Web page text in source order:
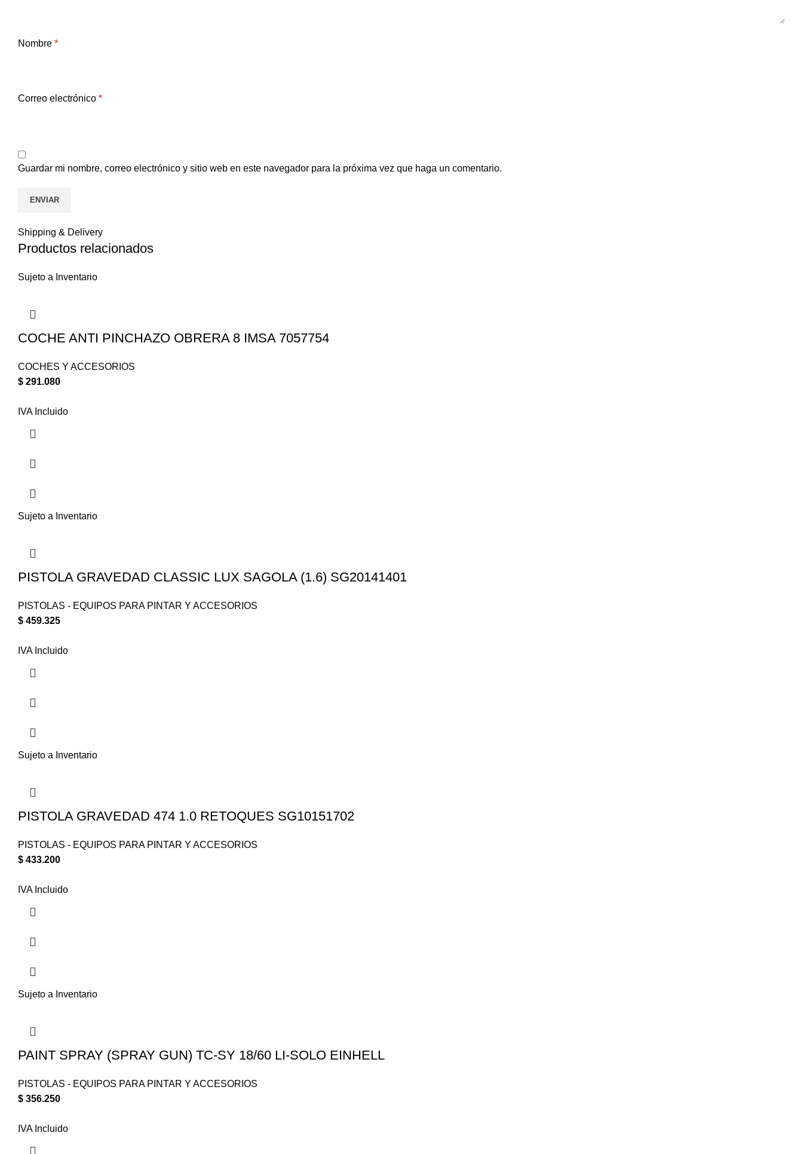
Nombre *
Correo electrónico *
Guardar mi nombre, correo electrónico y sitio web en este navegador para la próxima vez que haga un comentario.
Shipping & Delivery
Productos relacionados
Sujeto a Inventario
COCHE ANTI PINCHAZO OBRERA 8 IMSA 7057754
COCHES Y ACCESORIOS
$ 291.080
IVA Incluido
Sujeto a Inventario
PISTOLA GRAVEDAD CLASSIC LUX SAGOLA (1.6) SG20141401
PISTOLAS - EQUIPOS PARA PINTAR Y ACCESORIOS
$ 459.325
IVA Incluido
Sujeto a Inventario
PISTOLA GRAVEDAD 474 1.0 RETOQUES SG10151702
PISTOLAS - EQUIPOS PARA PINTAR Y ACCESORIOS
$ 433.200
IVA Incluido
Sujeto a Inventario
PAINT SPRAY (SPRAY GUN) TC-SY 18/60 LI-SOLO EINHELL
PISTOLAS - EQUIPOS PARA PINTAR Y ACCESORIOS
$ 356.250
IVA Incluido